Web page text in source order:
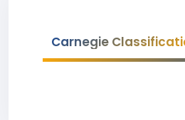
Carnegie